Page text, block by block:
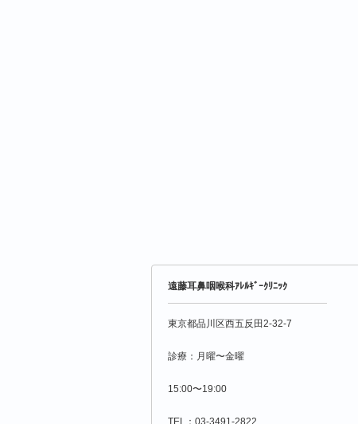
遠藤耳鼻咽喉科ｱﾚﾙｷﾞｰｸﾘﾆｯｸ
東京都品川区西五反田2-32-7
診療：月曜〜金曜
15:00〜19:00
TEL：03-3491-2822